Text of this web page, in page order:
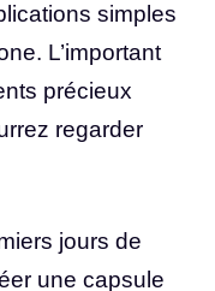
simples
L’important
précieux
regarder
jours de
une capsule